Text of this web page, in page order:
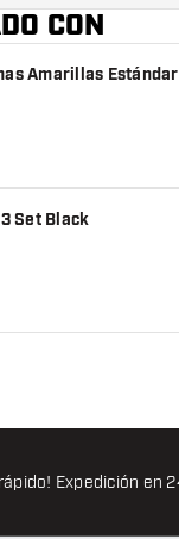
CON
Amarillas
Set Black
Expedición en